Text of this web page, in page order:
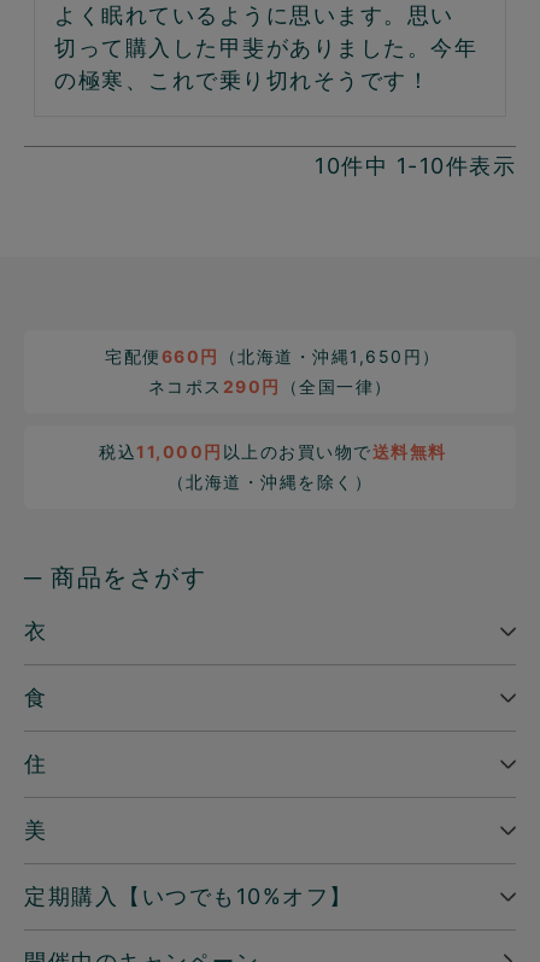
よく眠れているように思います。思い
切って購入した甲斐がありました。今年
の極寒、これで乗り切れそうです！
10件中 1-10件表示
宅配便660円
（北海道・沖縄1,650円）
ネコポス 290円 （全国一律）
税込11,000円 以上のお買い物で送料無料
（北海道・沖縄を除く）
─ 商品をさがす
衣
食
住
美
定期購入【いつでも10%オフ】